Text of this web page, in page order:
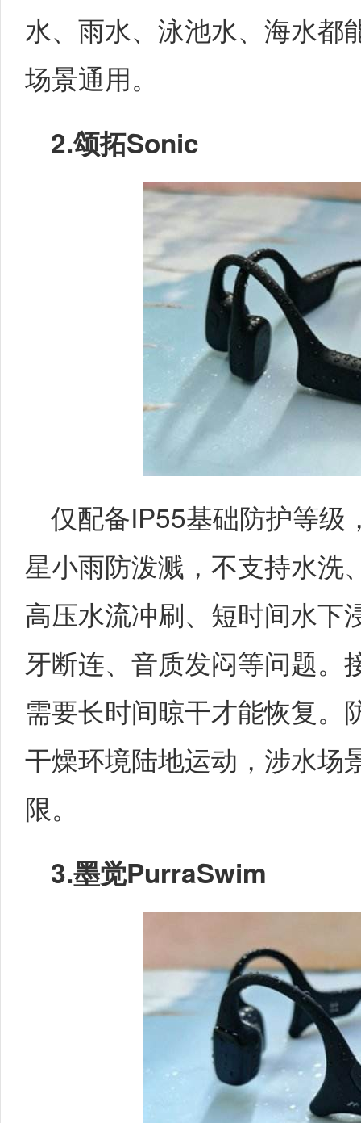
水、雨水、泳池水、海水都
场景通用。
2.颂拓Sonic
仅配备IP55基础防护等级
星小雨防泼溅，不支持水洗
高压水流冲刷、短时间水下
牙断连、音质发闷等问题。
需要长时间晾干才能恢复。
干燥环境陆地运动，涉水场
限。
3.墨觉PurraSwim